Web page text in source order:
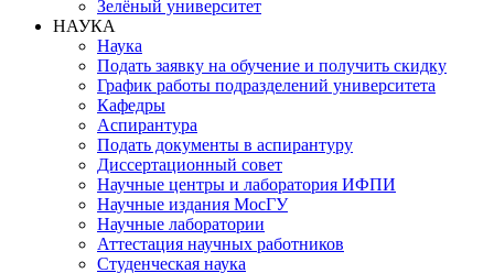
Зелёный университет
НАУКА
Наука
Подать заявку на обучение и получить скидку
График работы подразделений университета
Кафедры
Аспирантура
Подать документы в аспирантуру
Диссертационный совет
Научные центры и лаборатория ИФПИ
Научные издания МосГУ
Научные лаборатории
Аттестация научных работников
Студенческая наука